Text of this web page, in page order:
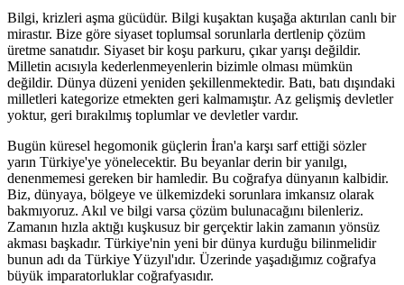
Bilgi, krizleri aşma gücüdür. Bilgi kuşaktan kuşağa aktırılan canlı bir
mirastır. Bize göre siyaset toplumsal sorunlarla dertlenip çözüm
üretme sanatıdır. Siyaset bir koşu parkuru, çıkar yarışı değildir.
Milletin acısıyla kederlenmeyenlerin bizimle olması mümkün
değildir. Dünya düzeni yeniden şekillenmektedir. Batı, batı dışındaki
milletleri kategorize etmekten geri kalmamıştır. Az gelişmiş devletler
yoktur, geri bırakılmış toplumlar ve devletler vardır.
Bugün küresel hegomonik güçlerin İran'a karşı sarf ettiği sözler
yarın Türkiye'ye yönelecektir. Bu beyanlar derin bir yanılgı,
denenmemesi gereken bir hamledir. Bu coğrafya dünyanın kalbidir.
Biz, dünyaya, bölgeye ve ülkemizdeki sorunlara imkansız olarak
bakmıyoruz. Akıl ve bilgi varsa çözüm bulunacağını bilenleriz.
Zamanın hızla aktığı kuşkusuz bir gerçektir lakin zamanın yönsüz
akması başkadır. Türkiye'nin yeni bir dünya kurduğu bilinmelidir
bunun adı da Türkiye Yüzyıl'ıdır. Üzerinde yaşadığımız coğrafya
büyük imparatorluklar coğrafyasıdır.